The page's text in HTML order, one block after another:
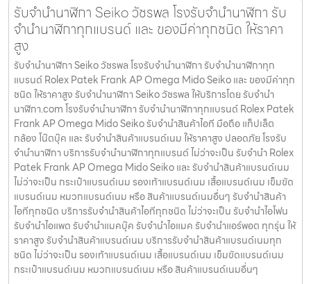
รับจํานํานาฬิกา Seiko วัชรพล โรงรับจำนำนาฬิกา รับ
จำนำนาฬิกาทุกแบรนด์ และ ของมีค่าทุกชนิด ให้ราคา
สูง
รับจํานํานาฬิกา Seiko วัชรพล โรงรับจำนำนาฬิกา รับจำนำนาฬิกาทุก
แบรนด์ Rolex Patek Frank AP Omega Mido Seiko และ ของมีค่าทุก
ชนิด ให้ราคาสูง รับจํานํานาฬิกา Seiko วัชรพล ให้บริการโดย รับจํานํา
นาฬิกา.com โรงรับจำนำนาฬิกา รับจำนำนาฬิกาทุกแบรนด์ Rolex Patek
Frank AP Omega Mido Seiko รับจำนำสินค้าไอที มือถือ แท็ปเล็ต
กล้อง โน๊ตบุ๊ค และ รับจำนำสินค้าแบรนด์เนม ให้ราคาสูง ปลอดภัย โรงรับ
จำนำนาฬิกา บริการรับจำนำนาฬิกาทุกแบรนด์ ไม่ว่าจะเป็น รับจำนำ Rolex
Patek Frank AP Omega Mido Seiko และ รับจำนำสินค้าแบรนด์เนม
ไม่ว่าจะเป็น กระเป๋าแบรนด์เนม รองเท้าแบรนด์เนม เสื้อแบรนด์เนม เข็มขัด
แบรนด์เนม หมวกแบรนด์เนม หรือ สินค้าแบรนด์เนมอื่นๆ รับจำนำสินค้า
ไอทีทุกชนิด บริการรับจำนำสินค้าไอทีทุกชนิด ไม่ว่าจะเป็น รับจำนำไอโฟน
รับจำนำไอแพด รับจำนำแมคบุ๊ค รับจำนำไอแมค รับจำนำแอร์พอต ทุกรุ่น ให้
ราคาสูง รับจำนำสินค้าแบรนด์เนม บริการรับจำนำสินค้าแบรนด์เนมทุก
ชนิด ไม่ว่าจะเป็น รองเท้าแบรนด์เนม เสื้อแบรนด์เนม เข็มขัดแบรนด์เนม
กระเป๋าแบรนด์เนม หมวกแบรนด์เนม หรือ สินค้าแบรนด์เนมอื่นๆ